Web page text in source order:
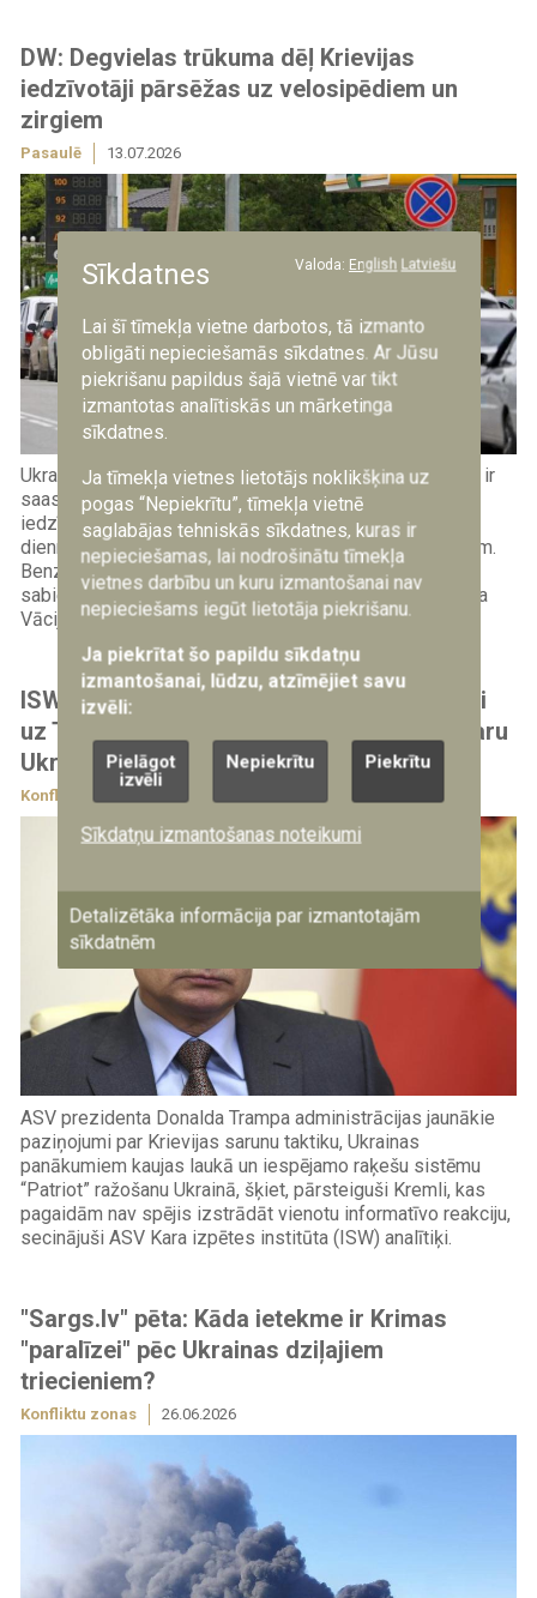
DW: Degvielas trūkuma dēļ Krievijas
iedzīvotāji pārsēžas uz velosipēdiem un
zirgiem
Pasaulē 13.07.2026
Ukrainas triecieni Krievijas naftas pārstrādes rūpnīcām ir
saasinājuši degvielas piegādes problēmas, liekot
iedzīvotājiem vairākos valsts reģionos stundām un pat
diennaktīm gaidīt rindās pie degvielas uzpildes stacijām.
Benzīna trūkuma dēļ cilvēki arvien biežāk izvēlas
sabiedrisko transportu, velosipēdus un pat zirgus, vēsta
Vācijas raidsabiedrība...
ISW: Kremlis vēl nav atradis vienotu atbildi
uz Trampa jaunākajiem izteikumiem par karu
Ukrainā
Konfliktu zonas
ASV prezidenta Donalda Trampa administrācijas jaunākie
paziņojumi par Krievijas sarunu taktiku, Ukrainas
panākumiem kaujas laukā un iespējamo raķešu sistēmu
“Patriot” ražošanu Ukrainā, šķiet, pārsteiguši Kremli, kas
pagaidām nav spējis izstrādāt vienotu informatīvo reakciju,
secinājuši ASV Kara izpētes institūta (ISW) analītiķi.
"Sargs.lv" pēta: Kāda ietekme ir Krimas
"paralīzei" pēc Ukrainas dziļajiem
triecieniem?
Konfliktu zonas 26.06.2026
Sīkdatnes Valoda: English Latviešu
Lai šī tīmekļa vietne darbotos, tā izmanto
obligāti nepieciešamās sīkdatnes. Ar Jūsu
piekrišanu papildus šajā vietnē var tikt
izmantotas analītiskās un mārketinga
sīkdatnes.
Ja tīmekļa vietnes lietotājs noklikšķina uz
pogas “Nepiekrītu”, tīmekļa vietnē
saglabājas tehniskās sīkdatnes, kuras ir
nepieciešamas, lai nodrošinātu tīmekļa
vietnes darbību un kuru izmantošanai nav
nepieciešams iegūt lietotāja piekrišanu.
Ja piekrītat šo papildu sīkdatņu
izmantošanai, lūdzu, atzīmējiet savu
izvēli:
Pielāgot
izvēli
Nepiekrītu Piekrītu
Sīkdatņu izmantošanas noteikumi
Detalizētāka informācija par izmantotajām
sīkdatnēm